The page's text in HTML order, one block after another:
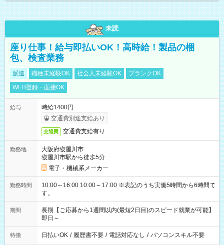
未読
座り仕事！給与即払いOK！高時給！製品の梱
包、検査業務
派遣 職種未経験OK 社会人未経験OK
ブランクOK
WEB登録・面接OK
給与
時給1400円
交通費別途支給あり
交通費 交通費支給有り
勤務地
大阪府寝屋川市
寝屋川市駅から徒歩5分
電子・機械系メーカー
勤務時間
10:00～16:00 10:00～17:00 ※表記のうち実働5時間から6時間で
す。
期間
長期【ご応募から1週間以内(最短2日目)のスピード就業が可能】
即日～
特徴 日払いOK / 履歴書不要 / 電話対応なし / パソコンスキル不要